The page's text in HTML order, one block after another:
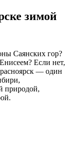
зимой
Саянских гор?
Если нет,
— один
природой,